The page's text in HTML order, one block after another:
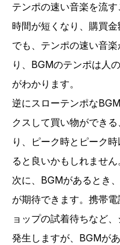
テンポの速い音楽を流
時間が短くなり、購買
でも、テンポの速い音
り、BGMのテンポは人
がわかります。
逆にスローテンポな
クスして買い物ができ
り、ピーク時とピーク
ると良いかもしれません
次に、BGMがあるとき
が期待できます。携帯
ョップの試着待ちなど
発生しますが、BGMが